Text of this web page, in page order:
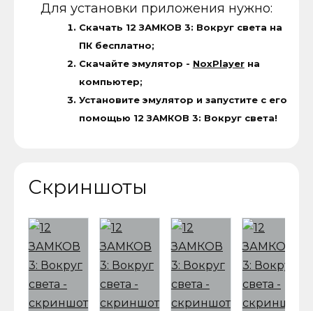
Для установки приложения нужно:
Скачать 12 ЗАМКОВ 3: Вокруг света на
ПК бесплатно;
Скачайте эмулятор - NoxPlayerна
компьютер;
Установите эмулятор и запустите с его
помощью 12 ЗАМКОВ 3: Вокруг света!
Скриншоты